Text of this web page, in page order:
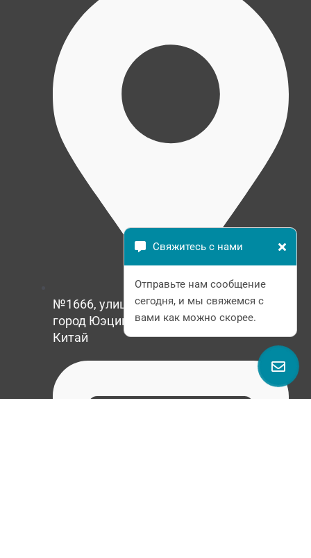
№1666, улица Люхуан, городок Люши,
город Юэцин, провинция Чжэцзян,
Китай
Свяжитесь с нами
Отправьте нам сообщение
сегодня, и мы свяжемся с
вами как можно скорее.